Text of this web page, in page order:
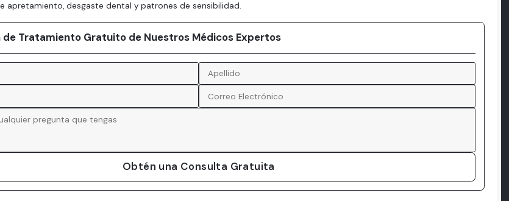
apretamiento, desgaste dental y patrones de sensibilidad.
de Tratamiento Gratuito de Nuestros Médicos Expertos
Obtén una Consulta Gratuita